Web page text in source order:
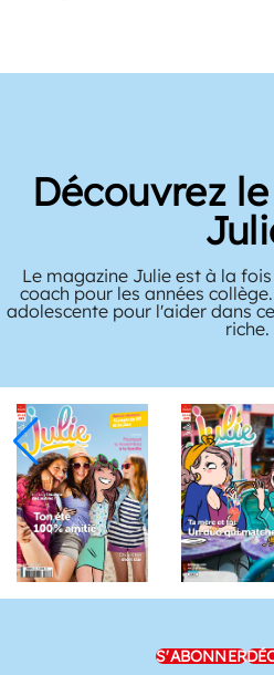
Découvrez
Le magazine Julie est à la
coach pour les années
adolescente pour l'aider dans
riche.
S'ABONNER